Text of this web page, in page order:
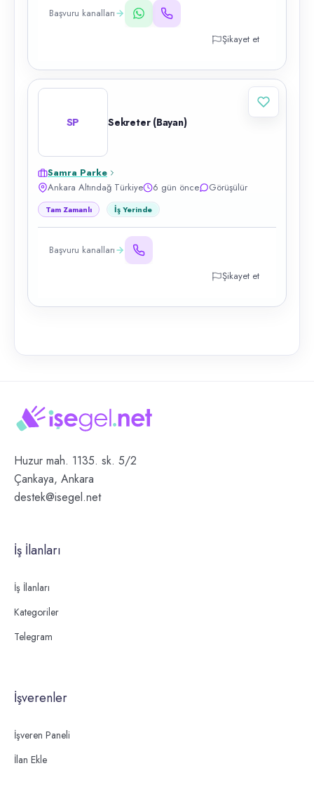
Başvuru kanalları
Şikayet et
SP Sekreter (Bayan)
Samra Parke
Ankara Altındağ Türkiye
6 gün önce Görüşülür
Tam Zamanlı İş Yerinde
Başvuru kanalları
Şikayet et
Huzur mah. 1135. sk. 5/2
Çankaya, Ankara
destek@isegel.net
İş İlanları
İş İlanları
Kategoriler
Telegram
İşverenler
İşveren Paneli
İlan Ekle